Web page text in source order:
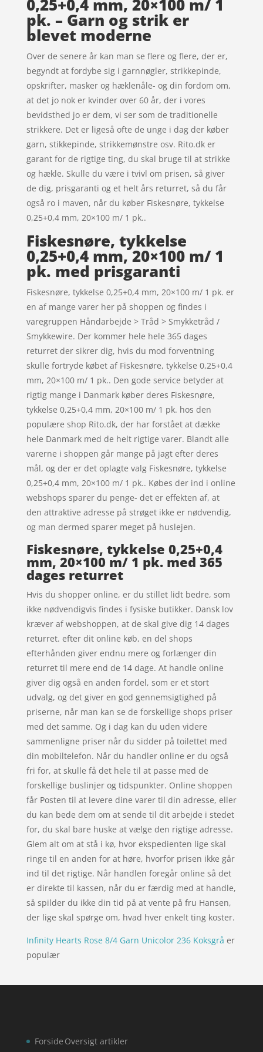
0,25+0,4 mm, 20×100 m/ 1
pk. – Garn og strik er
blevet moderne
Over de senere år kan man se flere og flere, der er,
begyndt at fordybe sig i garnnøgler, strikkepinde,
opskrifter, masker og hæklenåle- og din fordom om,
at det jo nok er kvinder over 60 år, der i vores
bevidsthed jo er dem, vi ser som de traditionelle
strikkere. Det er ligeså ofte de unge i dag der køber
garn, stikkepinde, strikkemønstre osv. Rito.dk er
garant for de rigtige ting, du skal bruge til at strikke
og hækle. Skulle du være i tvivl om prisen, så giver
de dig, prisgaranti og et helt års returret, så du får
også ro i maven, når du køber Fiskesnøre, tykkelse
0,25+0,4 mm, 20×100 m/ 1 pk..
Fiskesnøre, tykkelse
0,25+0,4 mm, 20×100 m/ 1
pk. med prisgaranti
Fiskesnøre, tykkelse 0,25+0,4 mm, 20×100 m/ 1 pk. er
en af mange varer her på shoppen og findes i
varegruppen Håndarbejde > Tråd > Smykketråd /
Smykkewire. Der kommer hele hele 365 dages
returret der sikrer dig, hvis du mod forventning
skulle fortryde købet af Fiskesnøre, tykkelse 0,25+0,4
mm, 20×100 m/ 1 pk.. Den gode service betyder at
rigtig mange i Danmark køber deres Fiskesnøre,
tykkelse 0,25+0,4 mm, 20×100 m/ 1 pk. hos den
populære shop Rito.dk, der har forstået at dække
hele Danmark med de helt rigtige varer. Blandt alle
varerne i shoppen går mange på jagt efter deres
mål, og der er det oplagte valg Fiskesnøre, tykkelse
0,25+0,4 mm, 20×100 m/ 1 pk.. Købes der ind i online
webshops sparer du penge- det er effekten af, at
den attraktive adresse på strøget ikke er nødvendig,
og man dermed sparer meget på huslejen.
Fiskesnøre, tykkelse 0,25+0,4
mm, 20×100 m/ 1 pk. med 365
dages returret
Hvis du shopper online, er du stillet lidt bedre, som
ikke nødvendigvis findes i fysiske butikker. Dansk lov
kræver af webshoppen, at de skal give dig 14 dages
returret. efter dit online køb, en del shops
efterhånden giver endnu mere og forlænger din
returret til mere end de 14 dage. At handle online
giver dig også en anden fordel, som er et stort
udvalg, og det giver en god gennemsigtighed på
priserne, når man kan se de forskellige shops priser
med det samme. Og i dag kan du uden videre
sammenligne priser når du sidder på toilettet med
din mobiltelefon. Når du handler online er du også
fri for, at skulle få det hele til at passe med de
forskellige buslinjer og tidspunkter. Online shoppen
får Posten til at levere dine varer til din adresse, eller
du kan bede dem om at sende til dit arbejde i stedet
for, du skal bare huske at vælge den rigtige adresse.
Glem alt om at stå i kø, hvor ekspedienten lige skal
ringe til en anden for at høre, hvorfor prisen ikke går
ind til det rigtige. Når handlen foregår online så det
er direkte til kassen, når du er færdig med at handle,
så spilder du ikke din tid på at vente på fru Hansen,
der lige skal spørge om, hvad hver enkelt ting koster.
Infinity Hearts Rose 8/4 Garn Unicolor 236 Koksgrå er
populær
Forside Oversigt artikler